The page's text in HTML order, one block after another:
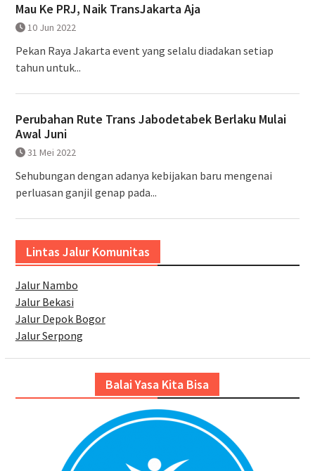
Mau Ke PRJ, Naik TransJakarta Aja
10 Jun 2022
Pekan Raya Jakarta event yang selalu diadakan setiap
tahun untuk...
Perubahan Rute Trans Jabodetabek Berlaku Mulai
Awal Juni
31 Mei 2022
Sehubungan dengan adanya kebijakan baru mengenai
perluasan ganjil genap pada...
Lintas Jalur Komunitas
Jalur Nambo
Jalur Bekasi
Jalur Depok Bogor
Jalur Serpong
Balai Yasa Kita Bisa